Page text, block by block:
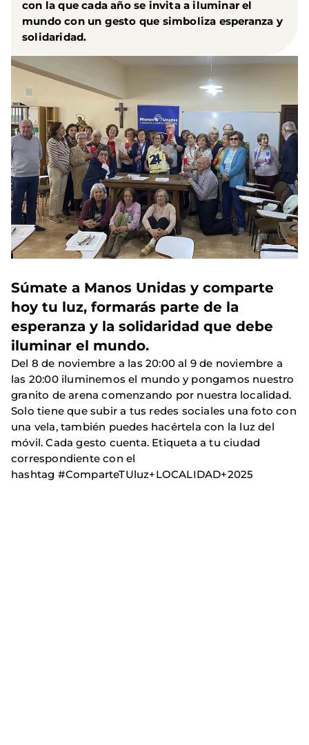
con la que cada año se invita a iluminar el
mundo con un gesto que simboliza esperanza y
solidaridad.
Súmate a Manos Unidas y comparte
hoy tu luz, formarás parte de la
esperanza y la solidaridad que debe
iluminar el mundo.
Del 8 de noviembre a las 20:00 al 9 de noviembre a
las 20:00 iluminemos el mundo y pongamos nuestro
granito de arena comenzando por nuestra localidad.
Solo tiene que subir a tus redes sociales una foto con
una vela, también puedes hacértela con la luz del
móvil. Cada gesto cuenta. Etiqueta a tu ciudad
correspondiente con el
hashtag #ComparteTUluz+LOCALIDAD+2025